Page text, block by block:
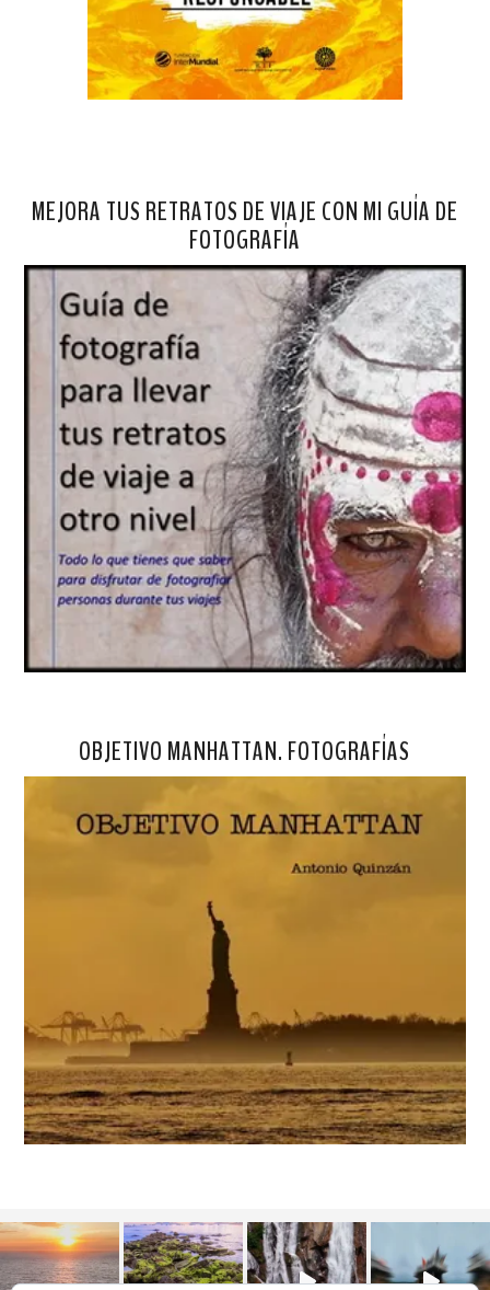
MEJORA TUS RETRATOS DE VIAJE CON MI GUÍA DE
FOTOGRAFÍA
OBJETIVO MANHATTAN. FOTOGRAFÍAS